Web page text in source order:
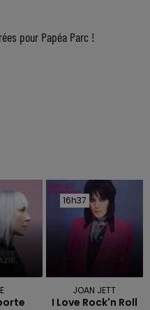
pour Papéa Parc !
16h37
16h37
JOAN JETT
I Love Rock'n Roll